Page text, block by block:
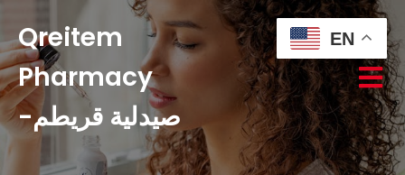
Qreitem
Pharmacy
-صيدلية قريطم
EN